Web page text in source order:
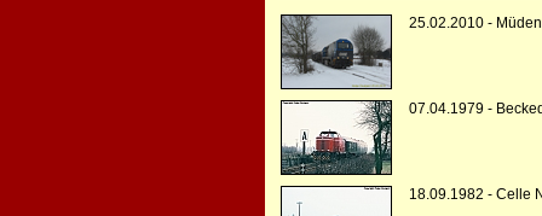
25.02.2010 -
07.04.1979 -
18.09.1982 - Celle